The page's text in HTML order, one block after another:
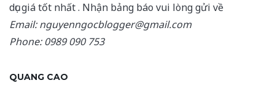
dục giá tốt nhất . Nhận bảng báo vui lòng gửi về
Email: nguyenngocblogger@gmail.com
Phone: 0989 090 753
QUANG CAO